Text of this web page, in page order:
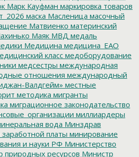
Марк Кауфман маркировка товаров
маска Масленица масочный
Матвиенко материнский
Маяк МВД медаль
Медицина медицина_ЕАО
класс медоборудование
медсестры международная
отношения международный
Валдгейм» местные
методика мигранты
миграционное законодательство
миллиардеры
вода Минздрав
платы минирование
и науки РФ Министерство
природных ресурсов Министр